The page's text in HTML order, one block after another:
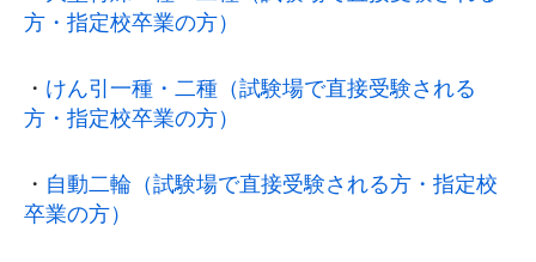
方・指定校卒業の方）
・ けん引一種・二種（試験場で直接受験される
方・指定校卒業の方）
・ 自動二輪（試験場で直接受験される方・指定校
卒業の方）